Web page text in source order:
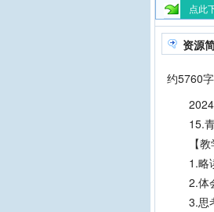
点此
资源
约5760字
2024-
15.青
【教
1.略读
2.体会
3.思考